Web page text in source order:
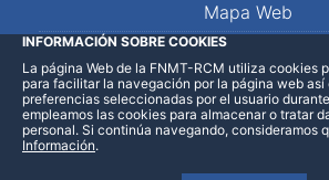
Mapa Web
LinkedInFacebookWhatsApp
INFORMACIÓN SOBRE COOKIES
La página Web de la FNMT-RCM utiliza cookies
para facilitar la navegación por la página web
preferencias seleccionadas por el usuario
empleamos las cookies para almacenar o tratar
personal. Si continúa navegando, consideramos
Información.